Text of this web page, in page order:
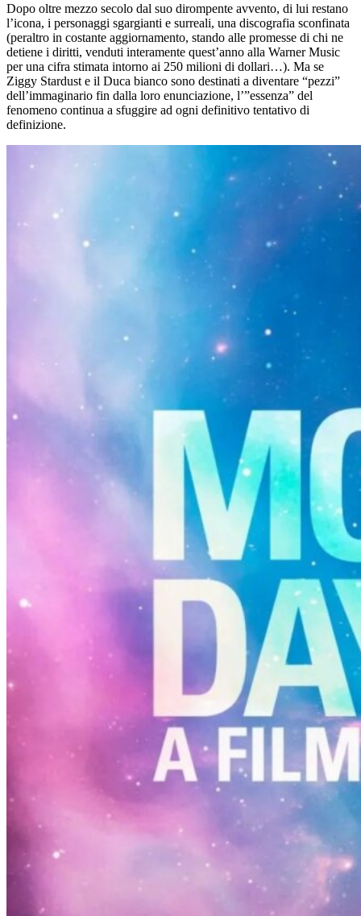
Dopo oltre mezzo secolo dal suo dirompente avvento, di lui restano
l’icona, i personaggi sgargianti e surreali, una discografia sconfinata
(peraltro in costante aggiornamento, stando alle promesse di chi ne
detiene i diritti, venduti interamente quest’anno alla Warner Music
per una cifra stimata intorno ai 250 milioni di dollari…). Ma se
Ziggy Stardust e il Duca bianco sono destinati a diventare “pezzi”
dell’immaginario fin dalla loro enunciazione, l’”essenza” del
fenomeno continua a sfuggire ad ogni definitivo tentativo di
definizione.